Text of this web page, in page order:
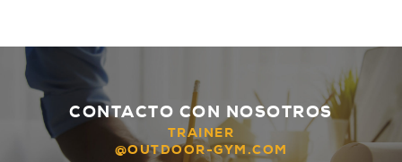
CONTACTO CON NOSOTROS
TRAINER
@OUTDOOR-GYM.COM